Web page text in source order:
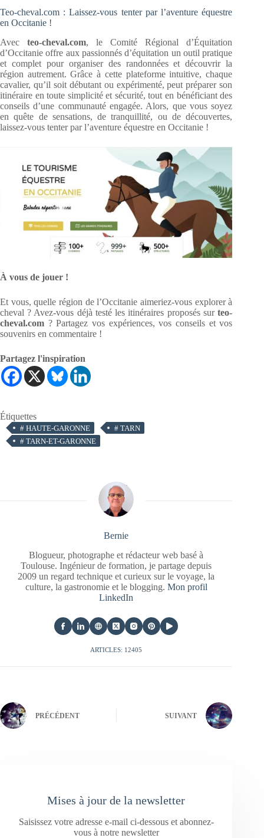
Teo-cheval.com : Laissez-vous tenter par l’aventure équestre
en Occitanie !
Avecteo-cheval.com, le Comité Régional d’Équitation
d’Occitanie offre aux passionnés d’équitation un outil pratique
et complet pour organiser des randonnées et découvrir la
région autrement. Grâce à cette plateforme intuitive, chaque
cavalier, qu’il soit débutant ou expérimenté, peut préparer son
itinéraire en toute simplicité et sécurité, tout en bénéficiant des
conseils d’une communauté engagée. Alors, que vous soyez
en quête de sensations, de tranquillité, ou de découvertes,
laissez-vous tenter par l’aventure équestre en Occitanie !
À vous de jouer !
Et vous, quelle région de l’Occitanie aimeriez-vous explorer à
cheval ? Avez-vous déjà testé les itinéraires proposés surteo-
cheval.com ? Partagez vos expériences, vos conseils et vos
souvenirs en commentaire !
Partagez l'inspiration
Étiquettes
# HAUTE-GARONNE # TARN
# TARN-ET-GARONNE
Bernie
Blogueur, photographe et rédacteur web basé à
Toulouse. Ingénieur de formation, je partage depuis
2009 un regard technique et curieux sur le voyage, la
culture, la gastronomie et le blogging. Mon profil
LinkedIn
ARTICLES: 12405
PRÉCÉDENT SUIVANT
Mises à jour de la newsletter
Saisissez votre adresse e-mail ci-dessous et abonnez-
vous à notre newsletter